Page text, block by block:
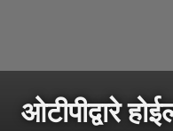
ओटीपीद्वारे